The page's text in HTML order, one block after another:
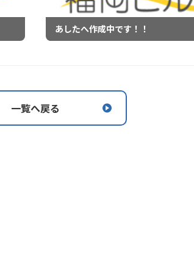
あしたへ作成中です！！
一覧へ戻る